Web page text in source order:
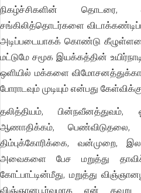
நிகழ்ச்சிகளின் தொடரை,
சங்கிலித்தொடர்களை
அடிப்படையாகக் கொண்டு
மட்டுமே சமூக இயக்கத்தின்
ஒளியில் மக்களை
போராடவும் முடியும் என்பது
தலித்தியம், பின்நவீனத்துவம்,
ஆணாதிக்கம், பெண்விடுதலை,
திம்புக்கோரிக்கை, வன்முறை,
அவைகளை பேச மறுத்து
கோட்பாட்டின்மீது, மறுத்து
விஞ்ஞானபூர்வமாக ஏன் தவறு